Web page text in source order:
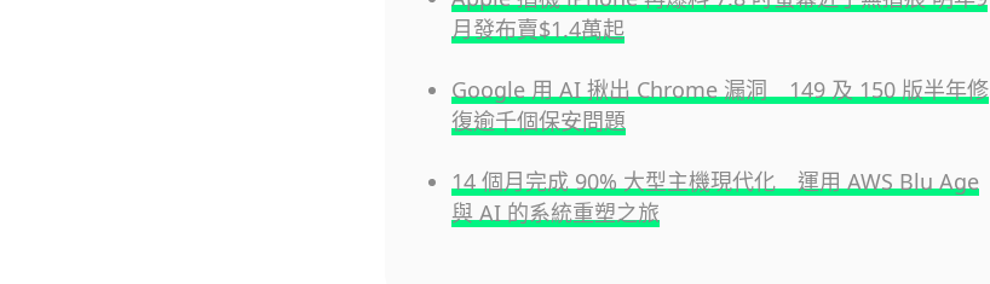
月發布賣$1.4萬起
Google 用 AI 揪出 Chrome 漏洞 149 及 150 版半年修
復逾千個保安問題
14 個月完成 90% 大型主機現代化 運用 AWS Blu Age
與 AI 的系統重塑之旅